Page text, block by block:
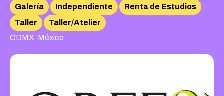
Galería
Independiente
Renta de Estudios
Taller
Taller/Atelier
CDMX México